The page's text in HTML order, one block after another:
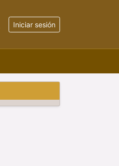
Iniciar sesión